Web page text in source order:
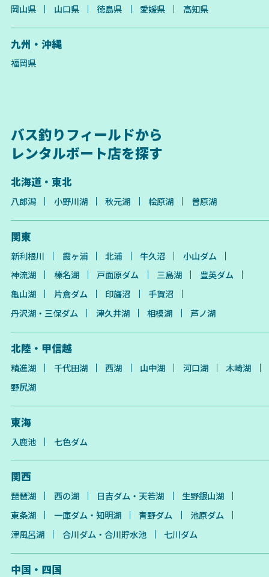
岡山県 山口県 徳島県 愛媛県 高知県
九州・沖縄
福岡県
バス釣りフィールドから
レンタルボート店を探す
北海道・東北
八郎潟 小野川湖 秋元湖 桧原湖 曽原湖
関東
新利根川 霞ヶ浦 北浦 牛久沼
小山ダム
神流湖
榛名湖 戸面原ダム 三島湖
豊英ダム
亀山湖
片倉ダム 印旛沼
手賀沼
丹沢湖・三保ダム
津久井湖 相模湖 芦ノ湖
北陸・甲信越
精進湖 千代田湖 西湖 山中湖 河口湖
木崎湖
野尻湖
東海
入鹿池 七色ダム
関西
琵琶湖 西の湖 日吉ダム・天若湖
生野銀山湖
東条湖
一庫ダム・知明湖 青野ダム
池原ダム
津風呂湖
合川ダム・合川貯水池 七川ダム
中国・四国